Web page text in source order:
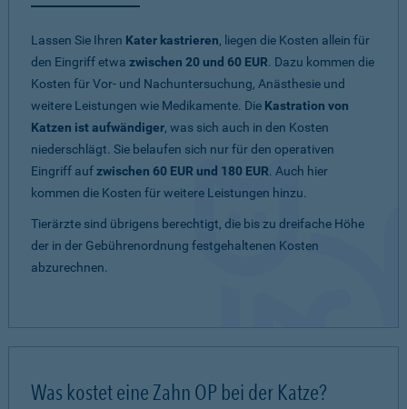
Lassen Sie Ihren Kater kastrieren, liegen die Kosten allein für
den Eingriff etwa zwischen 20 und 60 EUR. Dazu kommen die
Kosten für Vor- und Nachuntersuchung, Anästhesie und
weitere Leistungen wie Medikamente. Die Kastration von
Katzen ist aufwändiger, was sich auch in den Kosten
niederschlägt. Sie belaufen sich nur für den operativen
Eingriff aufzwischen 60 EUR und 180 EUR. Auch hier
kommen die Kosten für weitere Leistungen hinzu.
Tierärzte sind übrigens berechtigt, die bis zu dreifache Höhe
der in der Gebührenordnung festgehaltenen Kosten
abzurechnen.
Was kostet eine Zahn OP bei der Katze?